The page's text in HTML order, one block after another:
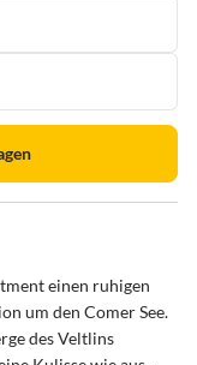
einen ruhigen
um den Comer See.
des Veltlins